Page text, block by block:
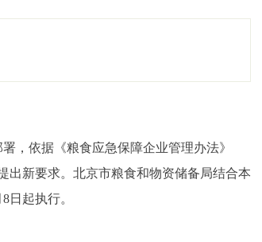
，依据《粮食应急保障企业管理办法》
出新要求。北京市粮食和物资储备局结合本
日起执行。